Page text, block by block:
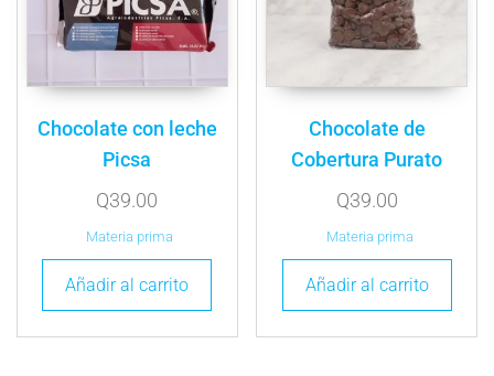
Chocolate con leche
Picsa
Q39.00
Materia prima
Añadir al carrito
Chocolate de
Cobertura Purato
Q39.00
Materia prima
Añadir al carrito